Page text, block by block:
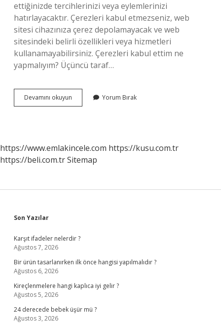
ettiğinizde tercihlerinizi veya eylemlerinizi
hatırlayacaktır. Çerezleri kabul etmezseniz, web
sitesi cihazınıza çerez depolamayacak ve web
sitesindeki belirli özellikleri veya hizmetleri
kullanamayabilirsiniz. Çerezleri kabul ettim ne
yapmalıyım? Üçüncü taraf…
Devamını okuyun Çerezleri
Kabul
Yorum Bırak
https://www.emlakincele.com https://kusu.com.tr
https://beli.com.trSitemap
Sidebar
Son Yazılar
Karşıt ifadeler nelerdir ?
Ağustos 7, 2026
Bir ürün tasarlanırken ilk önce hangisi yapılmalıdır ?
Ağustos 6, 2026
Kireçlenmelere hangi kaplıca iyi gelir ?
Ağustos 5, 2026
24 derecede bebek üşür mü ?
Ağustos 3, 2026